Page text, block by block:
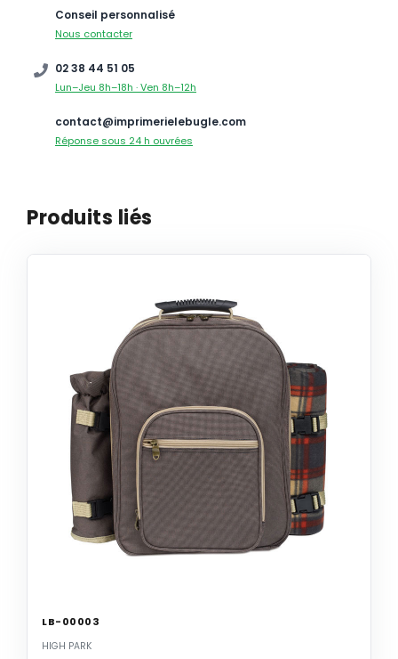
Conseil personnalisé
Nous contacter
02 38 44 51 05
Lun–Jeu 8h–18h · Ven 8h–12h
contact@imprimerielebugle.com
Réponse sous 24 h ouvrées
Produits liés
LB-00003
HIGH PARK